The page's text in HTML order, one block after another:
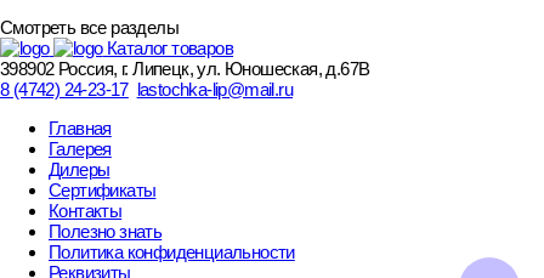
Смотреть все разделы
Каталог товаров
398902 Россия, г. Липецк, ул. Юношеская, д.67В
8 (4742) 24-23-17 lastochka-lip@mail.ru
Главная
Галерея
Дилеры
Сертификаты
Контакты
Полезно знать
Политика конфиденциальности
Реквизиты